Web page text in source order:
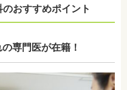
おすすめポイント
専門医が在籍！